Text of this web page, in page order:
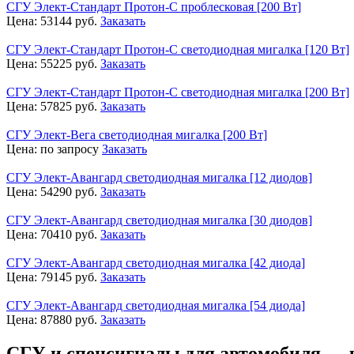
СГУ Элект-Стандарт Протон-С проблесковая [200 Вт]
Цена: 53144 руб. Заказать
СГУ Элект-Стандарт Протон-С светодиодная мигалка [120 Вт]
Цена: 55225 руб. Заказать
СГУ Элект-Стандарт Протон-С светодиодная мигалка [200 Вт]
Цена: 57825 руб. Заказать
СГУ Элект-Вега светодиодная мигалка [200 Вт]
Цена: по запросу Заказать
СГУ Элект-Авангард светодиодная мигалка [12 диодов]
Цена: 54290 руб. Заказать
СГУ Элект-Авангард светодиодная мигалка [30 диодов]
Цена: 70410 руб. Заказать
СГУ Элект-Авангард светодиодная мигалка [42 диода]
Цена: 79145 руб. Заказать
СГУ Элект-Авангард светодиодная мигалка [54 диода]
Цена: 87880 руб. Заказать